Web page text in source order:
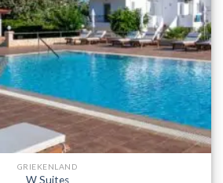
GRIEKENLAND
W Suites